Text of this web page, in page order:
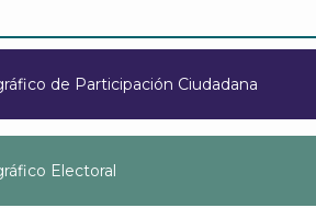
de Participación Ciudadana
Electoral